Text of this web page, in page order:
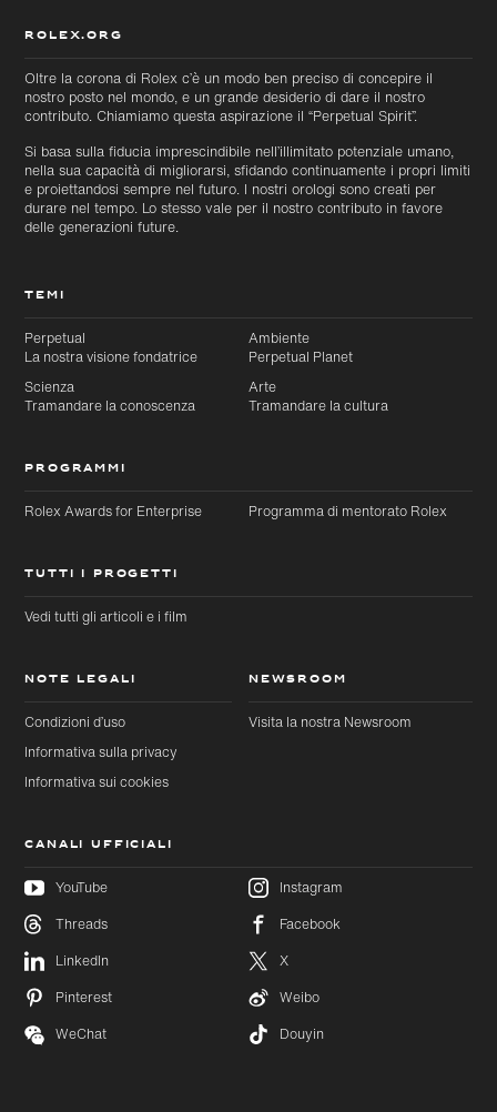
Passa al
contenuto
principale
Passa
al
ROLEX.ORG
Oltre la corona di Rolex c’è un modo ben preciso di concepire il
nostro posto nel mondo, e un grande desiderio di dare il nostro
contributo. Chiamiamo questa aspirazione il “Perpetual Spirit”.
Si basa sulla fiducia imprescindibile nell’illimitato potenziale umano,
nella sua capacità di migliorarsi, sfidando continuamente i propri limiti
e proiettandosi sempre nel futuro. I nostri orologi sono creati per
durare nel tempo. Lo stesso vale per il nostro contributo in favore
delle generazioni future.
TEMI
Perpetual
La nostra visione fondatrice
Ambiente
Perpetual Planet
Scienza
Tramandare la conoscenza
Arte
Tramandare la cultura
PROGRAMMI
Rolex Awards for Enterprise Programma di mentorato Rolex
TUTTI I PROGETTI
Vedi tutti gli articoli e i film
NOTE LEGALI
Condizioni d’uso
Informativa sulla privacy
Informativa sui cookies
NEWSROOM
Visita la nostra Newsroom
CANALI UFFICIALI
YouTube
Instagram
Threads
Facebook
LinkedIn
X
Pinterest
Weibo
WeChat
Douyin